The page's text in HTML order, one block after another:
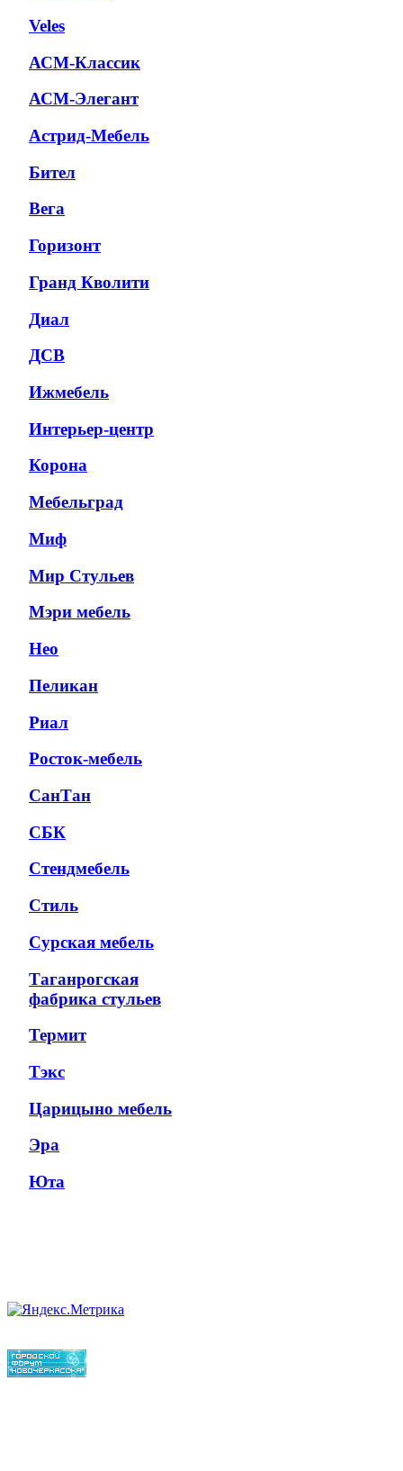
Veles
АСМ-Классик
АСМ-Элегант
Астрид-Мебель
Бител
Вега
Горизонт
Гранд Кволити
Диал
ДСВ
Ижмебель
Интерьер-центр
Корона
Мебельград
Миф
Мир Стульев
Мэри мебель
Нео
Пеликан
Риал
Росток-мебель
СанТан
СБК
Стендмебель
Стиль
Сурская мебель
Таганрогская
фабрика стульев
Термит
Тэкс
Царицыно мебель
Эра
Юта